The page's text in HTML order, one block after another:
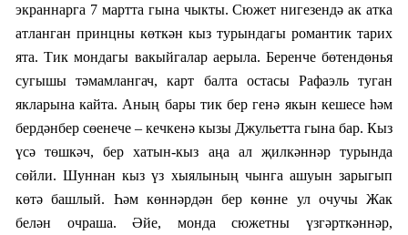
экраннарга 7 мартта гына чыкты. Сюжет нигезендә ак атка
атланган принцны көткән кыз турындагы романтик тарих
ята. Тик мондагы вакыйгалар аерыла. Беренче бөтендөнья
сугышы тәмамлангач, карт балта остасы Рафаэль туган
якларына кайта. Аның бары тик бер генә якын кешесе һәм
бердәнбер сөенече – кечкенә кызы Джульетта гына бар. Кыз
үсә төшкәч, бер хатын-кыз аңа ал җилкәннәр турында
сөйли. Шуннан кыз үз хыялының чынга ашуын зарыгып
көтә башлый. Һәм көннәрдән бер көнне ул очучы Жак
белән очраша. Әйе, монда сюжетны үзгәрткәннәр,